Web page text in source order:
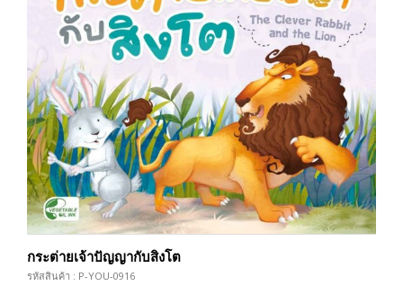
กระต่ายเจ้าปัญญากับสิงโต
รหัสสินค้า : P-YOU-0916